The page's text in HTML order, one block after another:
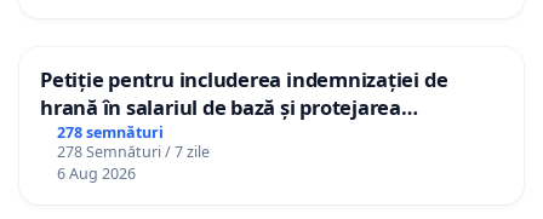
Petiție pentru includerea indemnizației de
hrană în salariul de bază și protejarea
gradațiilor de vechime pentru asistenții
personali
278 semnături
278 Semnături / 7 zile
6 Aug 2026